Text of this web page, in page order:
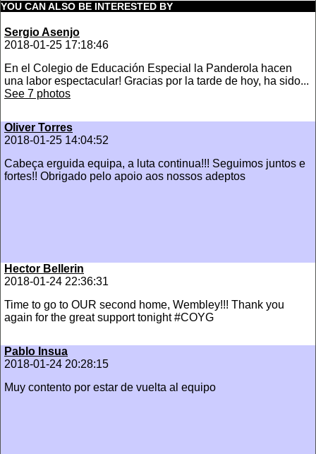
YOU CAN ALSO BE INTERESTED BY
Sergio Asenjo
2018-01-25 17:18:46
En el Colegio de Educación Especial la Panderola hacen
una labor espectacular! Gracias por la tarde de hoy, ha sido...
See 7 photos
Oliver Torres
2018-01-25 14:04:52
Cabeça erguida equipa, a luta continua!!! Seguimos juntos e
fortes!! Obrigado pelo apoio aos nossos adeptos
Hector Bellerin
2018-01-24 22:36:31
Time to go to OUR second home, Wembley!!! Thank you
again for the great support tonight #COYG
Pablo Insua
2018-01-24 20:28:15
Muy contento por estar de vuelta al equipo